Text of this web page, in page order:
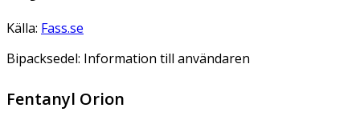
Källa: Fass.se
Bipacksedel: Information till användaren
Fentanyl Orion